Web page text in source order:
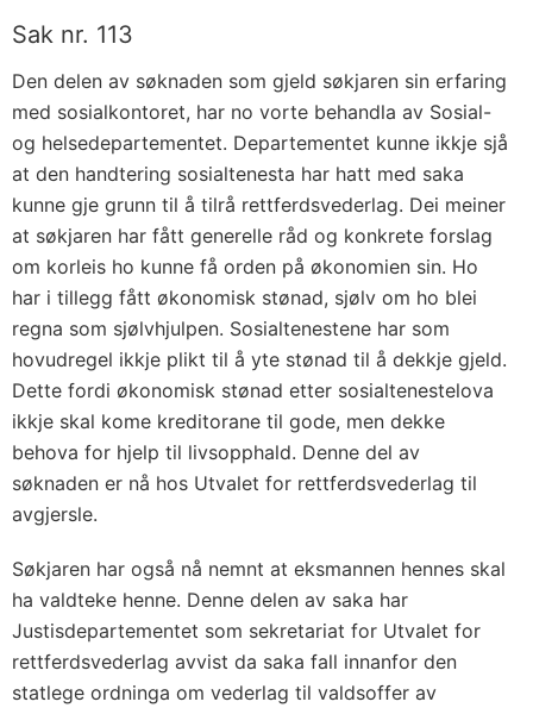
Sak nr. 113
Den delen av søknaden som gjeld søkjaren sin erfaring
med sosialkontoret, har no vorte behandla av Sosial-
og helsedepartementet. Departementet kunne ikkje sjå
at den handtering sosialtenesta har hatt med saka
kunne gje grunn til å tilrå rettferdsvederlag. Dei meiner
at søkjaren har fått generelle råd og konkrete forslag
om korleis ho kunne få orden på økonomien sin. Ho
har i tillegg fått økonomisk stønad, sjølv om ho blei
regna som sjølvhjulpen. Sosialtenestene har som
hovudregel ikkje plikt til å yte stønad til å dekkje gjeld.
Dette fordi økonomisk stønad etter sosialtenestelova
ikkje skal kome kreditorane til gode, men dekke
behova for hjelp til livsopphald. Denne del av
søknaden er nå hos Utvalet for rettferdsvederlag til
avgjersle.
Søkjaren har også nå nemnt at eksmannen hennes skal
ha valdteke henne. Denne delen av saka har
Justisdepartementet som sekretariat for Utvalet for
rettferdsvederlag avvist da saka fall innanfor den
statlege ordninga om vederlag til valdsoffer av